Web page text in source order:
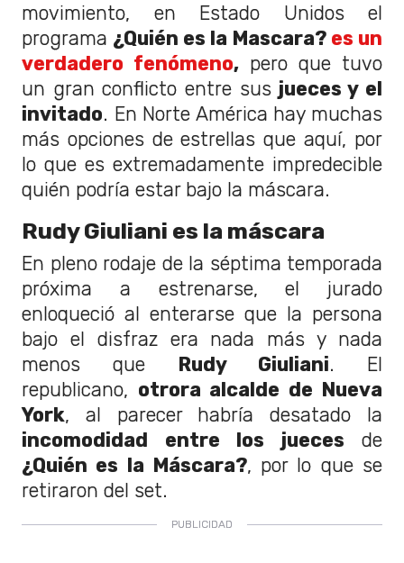
movimiento, en Estado Unidos el
programa ¿Quién es la Mascara? es un
verdadero fenómeno, pero que tuvo
un gran conflicto entre susjueces y el
invitado. En Norte América hay muchas
más opciones de estrellas que aquí, por
lo que es extremadamente impredecible
quién podría estar bajo la máscara.
Rudy Giuliani es la máscara
En pleno rodaje de la séptima temporada
próxima a estrenarse, el jurado
enloqueció al enterarse que la persona
bajo el disfraz era nada más y nada
menos que Rudy Giuliani. El
republicano, otrora alcalde de Nueva
York, al parecer habría desatado la
incomodidad entre los jueces de
¿Quién es la Máscara?, por lo que se
retiraron del set.